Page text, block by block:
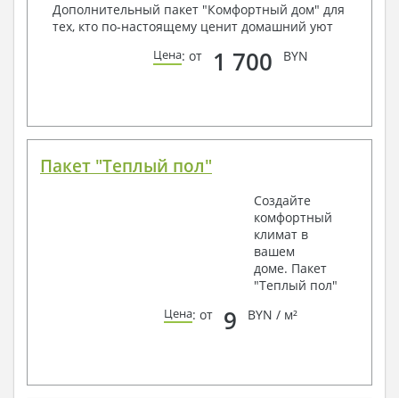
Дополнительный пакет "Комфортный дом" для
тех, кто по-настоящему ценит домашний уют
Цена: от 1 700 BYN
Пакет "Теплый пол"
Создайте
комфортный
климат в
вашем
доме. Пакет
"Теплый пол"
Цена: от 9 BYN / м²